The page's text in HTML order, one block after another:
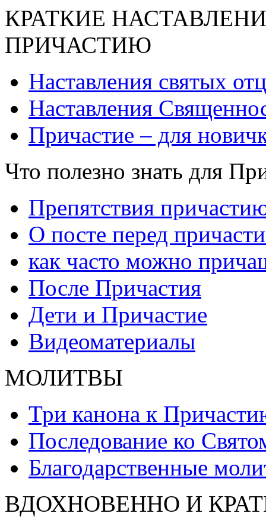
КРАТКИЕ
ПРИЧАСТИЮ
Наставления святых
Наставления
Причастие – для
Что полезно знать для
Препятствия
О посте перед
как часто можно
После Причастия
Дети и Причастие
Видеоматериалы
МОЛИТВЫ
Три канона к
Последование ко
Благодарственные
ВДОХНОВЕННО И